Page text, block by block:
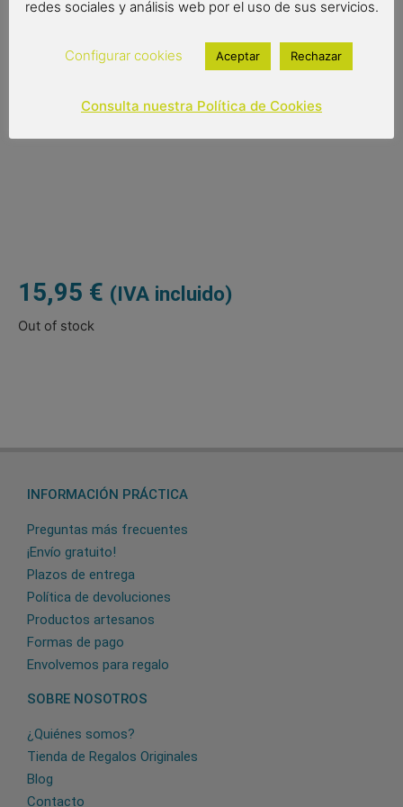
-Medidas de la caja de cartón: 23,5×4,5×2 cm / Peso: 14
15,95 € (IVA incluido)
Out of stock
INFORMACIÓN PRÁCTICA
Preguntas más frecuentes
¡Envío gratuito!
Plazos de entrega
Política de devoluciones
Productos artesanos
Formas de pago
Envolvemos para regalo
SOBRE NOSOTROS
¿Quiénes somos?
Tienda de Regalos Originales
Blog
Contacto
redes sociales y análisis web por el uso de sus servicios.
Configurar cookies Aceptar Rechazar
Consulta nuestra Política de Cookies